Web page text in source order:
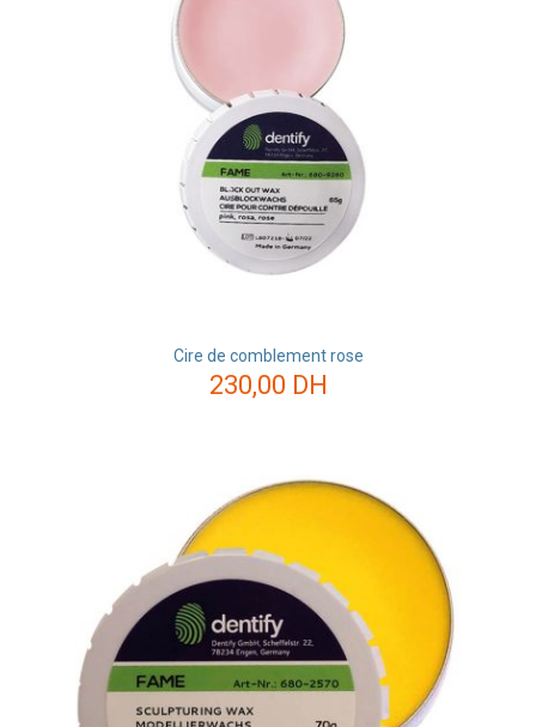
Cire de comblement rose
230,00 DH